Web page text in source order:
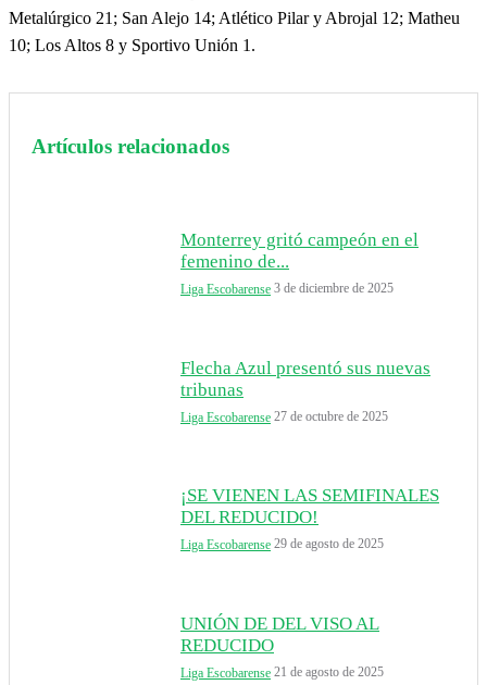
Metalúrgico 21; San Alejo 14; Atlético Pilar y Abrojal 12; Matheu
10; Los Altos 8 y Sportivo Unión 1.
Artículos relacionados
Monterrey gritó campeón en el
femenino de...
Liga Escobarense 3 de diciembre de 2025
Flecha Azul presentó sus nuevas
tribunas
Liga Escobarense 27 de octubre de 2025
¡SE VIENEN LAS SEMIFINALES
DEL REDUCIDO!
Liga Escobarense 29 de agosto de 2025
UNIÓN DE DEL VISO AL
REDUCIDO
Liga Escobarense 21 de agosto de 2025